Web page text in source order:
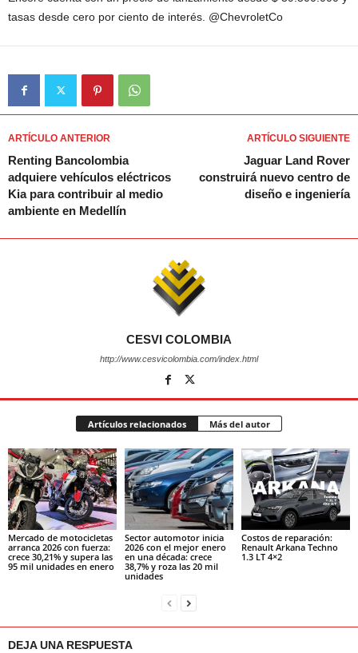
tasas desde cero por ciento de interés. @ChevroletCo
ARTÍCULO ANTERIOR
Renting Bancolombia
adquiere vehículos eléctricos
Kia para contribuir al medio
ambiente en Medellín
ARTÍCULO SIGUIENTE
Jaguar Land Rover
construirá nuevo centro de
diseño e ingeniería
CESVI COLOMBIA
http://www.cesvicolombia.com/index.html
Artículos relacionados Más del autor
Mercado de motocicletas
arranca 2026 con fuerza:
crece 30,21% y supera las
95 mil unidades en enero
Sector automotor inicia
2026 con el mejor enero
en una década: crece
38,7% y roza las 20 mil
unidades
Costos de reparación:
Renault Arkana Techno
1.3 LT 4×2
DEJA UNA RESPUESTA